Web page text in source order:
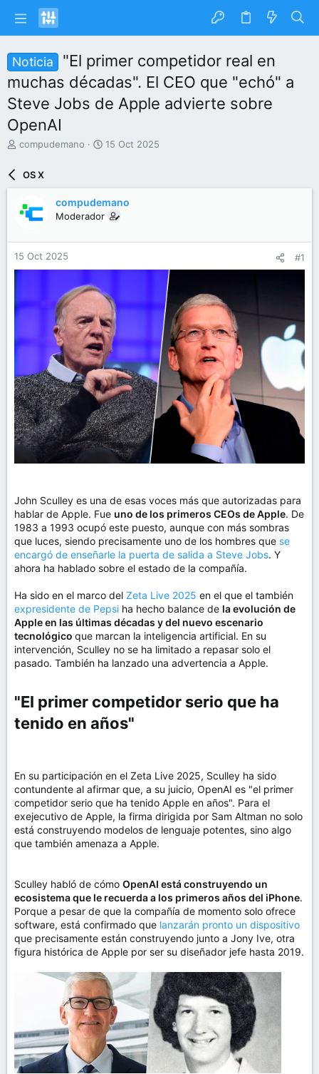
Noticia
"El primer competidor real en
muchas décadas". El CEO que "echó" a
Steve Jobs de Apple advierte sobre
OpenAI
I
a
r
d
e
e
a
compudemano
F
d
e
n
c
o
15 Oct 2025
OS X
compudemano
Moderador
15 Oct 2025 #1
John Sculley es una de esas voces más que autorizadas para
hablar de Apple. Fue uno de los primeros CEOs de Apple. De
1983 a 1993 ocupó este puesto, aunque con más sombras
que luces, siendo precisamente uno de los hombres que se
encargó de enseñarle la puerta de salida a Steve Jobs. Y
ahora ha hablado sobre el estado de la compañía.
Ha sido en el marco del Zeta Live 2025 en el que el también
expresidente de Pepsi ha hecho balance de la evolución de
Apple en las últimas décadas y del nuevo escenario
tecnológico que marcan la inteligencia artificial. En su
intervención, Sculley no se ha limitado a repasar solo el
pasado. También ha lanzado una advertencia a Apple.
"El primer competidor serio que ha
tenido en años"​
En su participación en el Zeta Live 2025, Sculley ha sido
contundente al afirmar que, a su juicio, OpenAI es "el primer
competidor serio que ha tenido Apple en años". Para el
exejecutivo de Apple, la firma dirigida por Sam Altman no solo
está construyendo modelos de lenguaje potentes, sino algo
que también amenaza a Apple.
Sculley habló de cómo OpenAI está construyendo un
ecosistema que le recuerda a los primeros años del iPhone.
Porque a pesar de que la compañía de momento solo ofrece
software, está confirmado que lanzarán pronto un dispositivo
que precisamente están construyendo junto a Jony Ive, otra
figura histórica de Apple por ser su diseñador jefe hasta 2019.